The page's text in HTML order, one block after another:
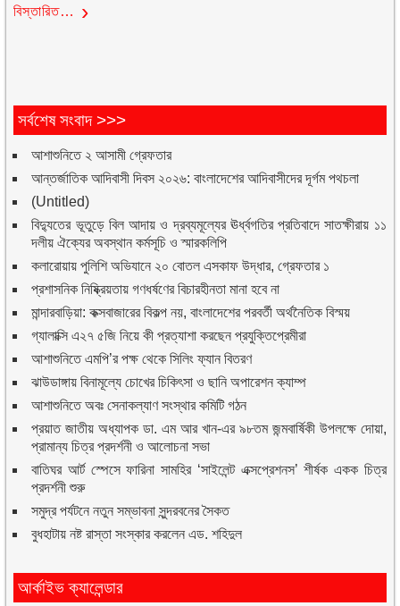
বিস্তারিত…
সর্বশেষ সংবাদ >>>
আশাশুনিতে ২ আসামী গ্রেফতার
আন্তর্জাতিক আদিবাসী দিবস ২০২৬: বাংলাদেশের আদিবাসীদের দূর্গম পথচলা
(Untitled)
বিদ্যুতের ভূতুড়ে বিল আদায় ও দ্রব্যমূল্যের ঊর্ধ্বগতির প্রতিবাদে সাতক্ষীরায় ১১
দলীয় ঐক্যের অবস্থান কর্মসূচি ও স্মারকলিপি
কলারোয়ায় পুলিশি অভিযানে ২০ বোতল এসকাফ উদ্ধার, গ্রেফতার ১
প্রশাসনিক নিষ্ক্রিয়তায় গণধর্ষণের বিচারহীনতা মানা হবে না
মান্দারবাড়িয়া: কক্সবাজারের বিকল্প নয়, বাংলাদেশের পরবর্তী অর্থনৈতিক বিস্ময়
গ্যালাক্সি এ২৭ ৫জি নিয়ে কী প্রত্যাশা করছেন প্রযুক্তিপ্রেমীরা
আশাশুনিতে এমপি’র পক্ষ থেকে সিলিং ফ্যান বিতরণ
ঝাউডাঙ্গায় বিনামূল্যে চোখের চিকিৎসা ও ছানি অপারেশন ক্যাম্প
আশাশুনিতে অবঃ সেনাকল্যাণ সংস্থার কমিটি গঠন
প্রয়াত জাতীয় অধ্যাপক ডা. এম আর খান-এর ৯৮তম জন্মবার্ষিকী উপলক্ষে দোয়া,
প্রামান্য চিত্র প্রদর্শনী ও আলোচনা সভা
বাতিঘর আর্ট স্পেসে ফারিনা সামহির ‘সাইলেন্ট এক্সপ্রেশনস’ শীর্ষক একক চিত্র
প্রদর্শনী শুরু
সমুদ্র পর্যটনে নতুন সম্ভাবনা সুন্দরবনের সৈকত
বুধহাটায় নষ্ট রাস্তা সংস্কার করলেন এড. শহিদুল
আর্কাইভ ক্যালেন্ডার